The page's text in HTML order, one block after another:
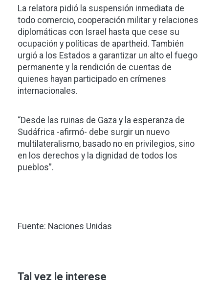
La relatora pidió la suspensión inmediata de
todo comercio, cooperación militar y relaciones
diplomáticas con Israel hasta que cese su
ocupación y políticas de apartheid. También
urgió a los Estados a garantizar un alto el fuego
permanente y la rendición de cuentas de
quienes hayan participado en crímenes
internacionales.
“Desde las ruinas de Gaza y la esperanza de
Sudáfrica -afirmó- debe surgir un nuevo
multilateralismo, basado no en privilegios, sino
en los derechos y la dignidad de todos los
pueblos”.
Fuente: Naciones Unidas
Tal vez le interese